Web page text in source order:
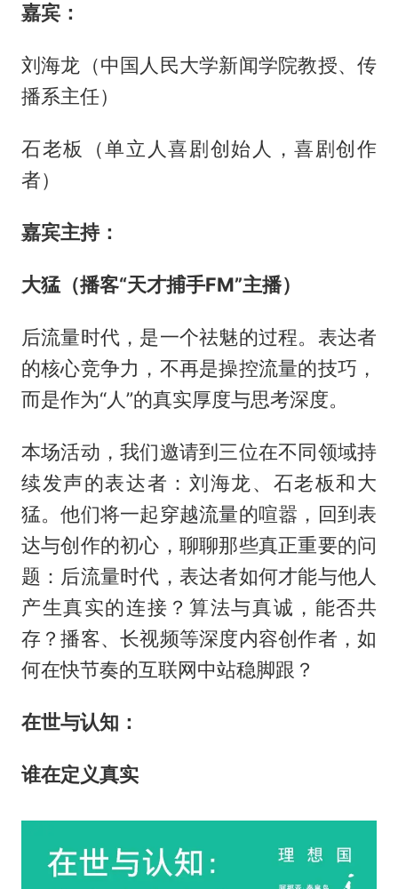
嘉宾：
刘海龙（中国人民大学新闻学院教授、传
播系主任）
石老板（单立人喜剧创始人，喜剧创作
者）
嘉宾主持：
大猛（播客“天才捕手FM”主播）
后流量时代，是一个祛魅的过程。表达者
的核心竞争力，不再是操控流量的技巧，
而是作为“人”的真实厚度与思考深度。
本场活动，我们邀请到三位在不同领域持
续发声的表达者：刘海龙、石老板和大
猛。他们将一起穿越流量的喧嚣，回到表
达与创作的初心，聊聊那些真正重要的问
题：后流量时代，表达者如何才能与他人
产生真实的连接？算法与真诚，能否共
存？播客、长视频等深度内容创作者，如
何在快节奏的互联网中站稳脚跟？
在世与认知：
谁在定义真实